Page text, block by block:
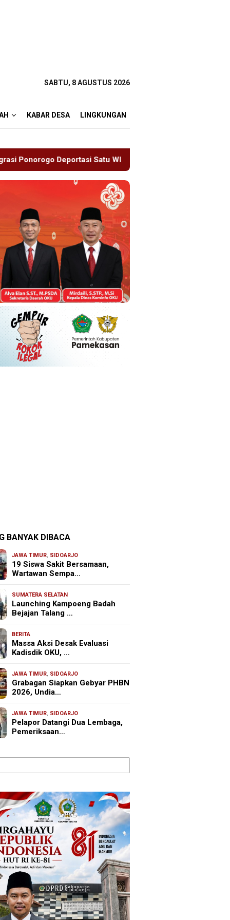
SABTU, 8 AGUSTUS 2026
KABAR DESA LINGKUNGAN
WN Tiongkok Salahgunakan Ijin Tinggal
BANYAK DIBACA
JAWA TIMUR, SIDOARJO
19 Siswa Sakit Bersamaan,
Wartawan Sempa…
SUMATERA SELATAN
Launching Kampoeng Badah
Bejajan Talang …
BERITA
Massa Aksi Desak Evaluasi
Kadisdik OKU, …
JAWA TIMUR, SIDOARJO
Grabagan Siapkan Gebyar PHBN
2026, Undia…
JAWA TIMUR, SIDOARJO
Pelapor Datangi Dua Lembaga,
Pemeriksaan…